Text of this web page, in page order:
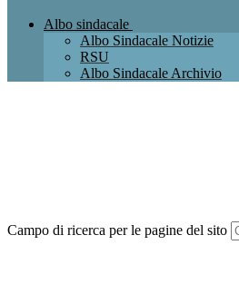
Albo sindacale
Albo Sindacale Notizie
RSU
Albo Sindacale Archivio
Campo di ricerca per le pagine del sito